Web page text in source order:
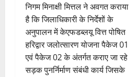
निगम मिनाक्षी मित्तल ने अवगत कराया
है कि जिलाधिकारी के निर्देशों के
अनुपालन में केएफडब्लयू वित्त पोषित
हरिद्वार जलोत्सारण योजना पैकेज 01
एवं पैकेज 02 के अंतर्गत कराए जा रहे
सड़क पुनर्निर्माण संबंधी कार्य जिसके